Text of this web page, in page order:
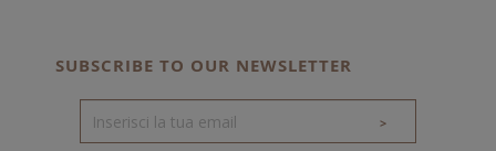
SUBSCRIBE TO OUR NEWSLETTER
>